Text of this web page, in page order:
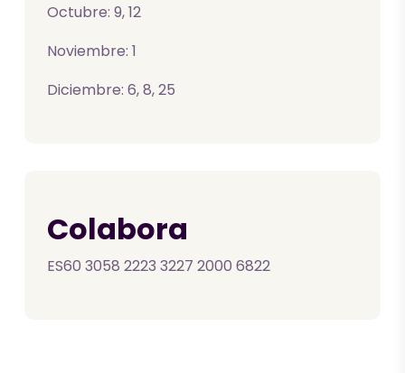
Octubre: 9, 12
Noviembre: 1
Diciembre: 6, 8, 25
Colabora
ES60 3058 2223 3227 2000 6822